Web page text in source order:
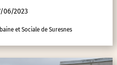
06/2023
et Sociale de Suresnes